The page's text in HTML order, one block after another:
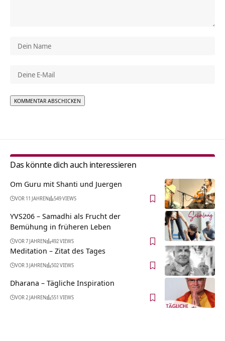
Das könnte dich auch interessieren
Om Guru mit Shanti und Juergen
VOR 11 JAHREN 549 VIEWS
YVS206 – Samadhi als Frucht der
Bemühung in früheren Leben
VOR 7 JAHREN 492 VIEWS
Meditation – Zitat des Tages
VOR 3 JAHREN 502 VIEWS
Dharana – Tägliche Inspiration
VOR 2 JAHREN 551 VIEWS